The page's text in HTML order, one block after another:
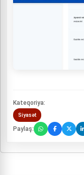
Kateqoriya:
Siyasət
Paylaş: